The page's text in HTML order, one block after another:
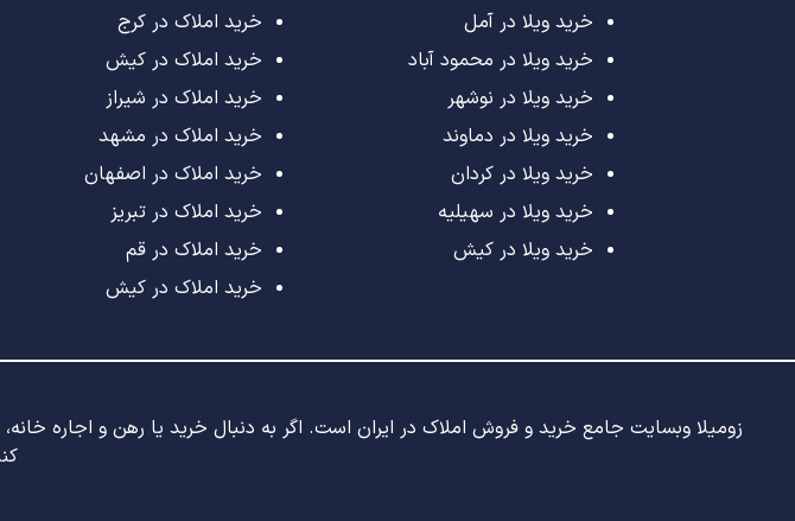
خرید ویلا در آمل
خرید ویلا در محمود آباد
خرید ویلا در نوشهر
خرید ویلا در دماوند
خرید ویلا در کردان
خرید ویلا در سهیلیه
خرید ویلا در کیش
خرید املاک در کرج
خرید املاک در کیش
خرید املاک در شیراز
خرید املاک در مشهد
خرید املاک در اصفهان
خرید املاک در تبریز
خرید املاک در قم
خرید املاک در کیش
زومیلا وبسایت جامع خرید و فروش املاک در ایران است. اگر به دنبال خرید یا رهن و اجاره